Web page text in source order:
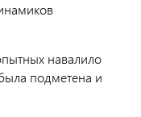
навалило
подметена и